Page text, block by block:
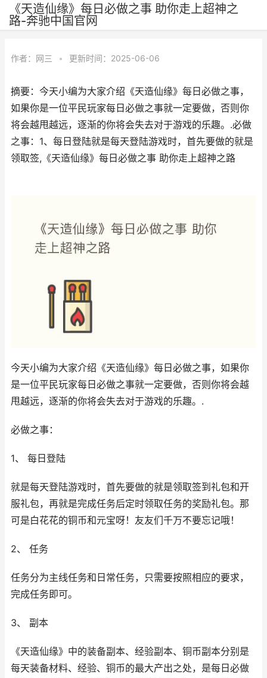
《天造仙缘》每日必做之事 助你走上超神之
路-奔驰中国官网
作者： 网三 • 更新时间：2025-06-06
摘要：今天小编为大家介绍《天造仙缘》每日必做之事，
如果你是一位平民玩家每日必做之事就一定要做，否则你
将会越甩越远，逐渐的你将会失去对于游戏的乐趣。.必做
之事：1、每日登陆就是每天登陆游戏时，首先要做的就是
领取签,《天造仙缘》每日必做之事 助你走上超神之路
今天小编为大家介绍《天造仙缘》每日必做之事，如果你
是一位平民玩家每日必做之事就一定要做，否则你将会越
甩越远，逐渐的你将会失去对于游戏的乐趣。.
必做之事：
1、 每日登陆
就是每天登陆游戏时，首先要做的就是领取签到礼包和开
服礼包，再就是完成任务后定时领取任务的奖励礼包。那
可是白花花的铜币和元宝呀！友友们千万不要忘记哦！
2、 任务
任务分为主线任务和日常任务，只需要按照相应的要求，
完成任务即可。
3、 副本
《天造仙缘》中的装备副本、经验副本、铜币副本分别是
每天装备材料、经验、铜币的最大产出之处，是每日必做